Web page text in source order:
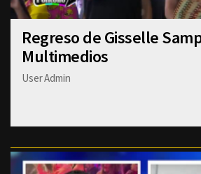
Regreso de Gisselle
Multimedios
User Admin